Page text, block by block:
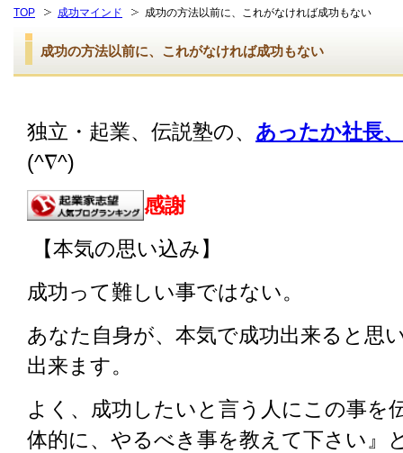
TOP 成功マインド 成功の方法以前に、これがなければ成功もない
成功の方法以前に、これがなければ成功もない
独立・起業、伝説塾の、 あったか社長
(^∇^)
感謝
【本気の思い込み】
成功って難しい事ではない。
あなた自身が、本気で成功出来ると思
出来ます。
よく、成功したいと言う人にこの事を
体的に、やるべき事を教えて下さい』